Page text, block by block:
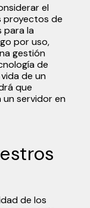
el
proyectos de
para la
por uso,
gestión
de
de un
que
servidor en
de los